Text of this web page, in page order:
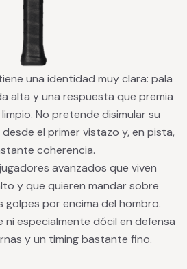
una identidad muy clara: pala
alta y una respuesta que premia
No pretende disimular su
el primer vistazo y, en pista,
coherencia.
avanzados que viven
y que quieren mandar sobre
golpes por encima del hombro.
ni especialmente dócil en defensa
y un timing bastante fino.